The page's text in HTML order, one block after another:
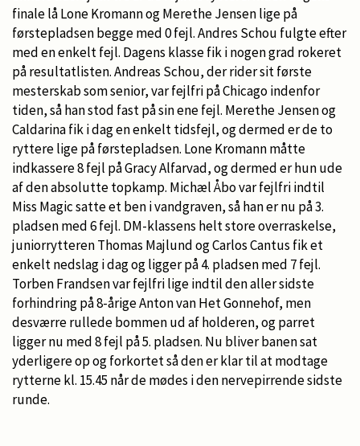
finale lå Lone Kromann og Merethe Jensen lige på
førstepladsen begge med 0 fejl. Andres Schou fulgte efter
med en enkelt fejl. Dagens klasse fik i nogen grad rokeret
på resultatlisten. Andreas Schou, der rider sit første
mesterskab som senior, var fejlfri på Chicago indenfor
tiden, så han stod fast på sin ene fejl. Merethe Jensen og
Caldarina fik i dag en enkelt tidsfejl, og dermed er de to
ryttere lige på førstepladsen. Lone Kromann måtte
indkassere 8 fejl på Gracy Alfarvad, og dermed er hun ude
af den absolutte topkamp. Michæl Åbo var fejlfri indtil
Miss Magic satte et ben i vandgraven, så han er nu på 3.
pladsen med 6 fejl. DM-klassens helt store overraskelse,
juniorrytteren Thomas Majlund og Carlos Cantus fik et
enkelt nedslag i dag og ligger på 4. pladsen med 7 fejl.
Torben Frandsen var fejlfri lige indtil den aller sidste
forhindring på 8-årige Anton van Het Gonnehof, men
desværre rullede bommen ud af holderen, og parret
ligger nu med 8 fejl på 5. pladsen. Nu bliver banen sat
yderligere op og forkortet så den er klar til at modtage
rytterne kl. 15.45 når de mødes i den nervepirrende sidste
runde.